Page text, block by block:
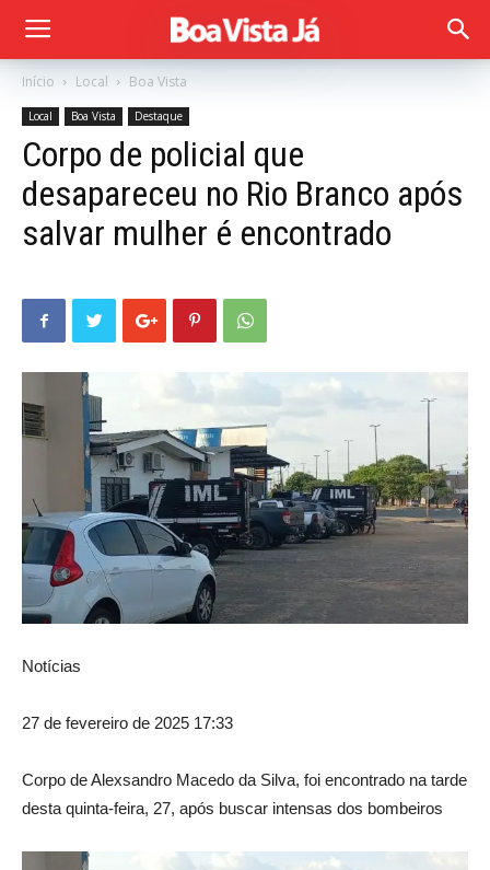
Início Local Boa Vista
Local Boa Vista Destaque
Corpo de policial que
desapareceu no Rio Branco após
salvar mulher é encontrado
Notícias
27 de fevereiro de 2025 17:33
Corpo de Alexsandro Macedo da Silva, foi encontrado na tarde
desta quinta-feira, 27, após buscar intensas dos bombeiros